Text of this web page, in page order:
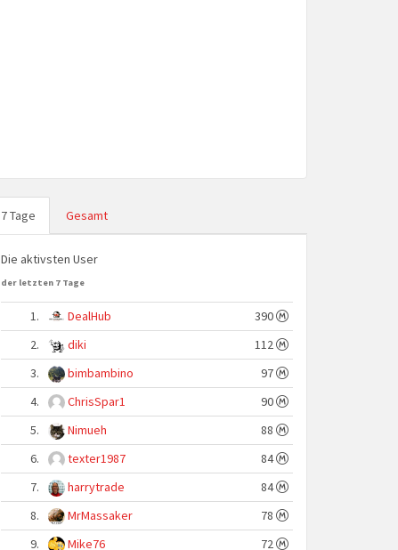
7 Tage Gesamt
Die aktivsten User
der letzten 7 Tage
1. DealHub
390
2.
diki
112
3.
bimbambino
97
4.
ChrisSpar1
90
5.
Nimueh
88
6.
texter1987
84
7.
harrytrade
84
8.
MrMassaker
78
9.
Mike76 72